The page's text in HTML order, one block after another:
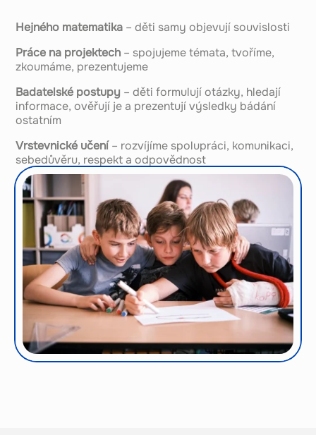
Hejného matematika – děti samy objevují souvislosti
Práce na projektech – spojujeme témata, tvoříme,
zkoumáme, prezentujeme
Badatelské postupy – děti formulují otázky, hledají
informace, ověřují je a prezentují výsledky bádání
ostatním
Vrstevnické učení– rozvíjíme spolupráci, komunikaci,
sebedůvěru, respekt a odpovědnost